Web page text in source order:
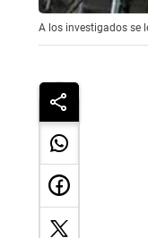
A los investigados se